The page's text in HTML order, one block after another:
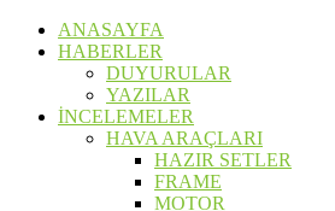
ANASAYFA
HABERLER
DUYURULAR
YAZILAR
İNCELEMELER
HAVA ARAÇLARI
HAZIR SETLER
FRAME
MOTOR